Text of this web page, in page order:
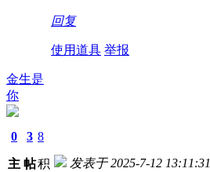
回复
使用道具 举报
金生是
你
0
主
3
帖
8
积
发表于 2025-7-12 13:11:31